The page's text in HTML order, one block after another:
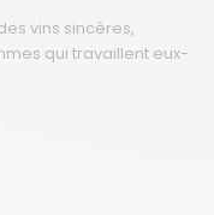
vins sincères,
qui travaillent eux-